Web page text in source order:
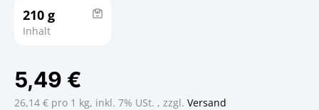
210 g
Inhalt
5,49 €
26,14 € pro 1 kg, inkl. 7% USt. , zzgl. Versand